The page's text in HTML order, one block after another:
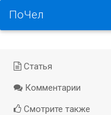
ПоЧел
Статья
Комментарии
Смотрите также